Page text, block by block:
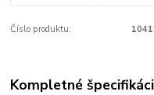
Číslo produktu:
Kompletné